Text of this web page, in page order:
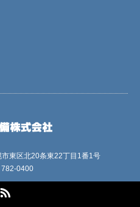
東区北20条東22丁目1番1号
782-0400